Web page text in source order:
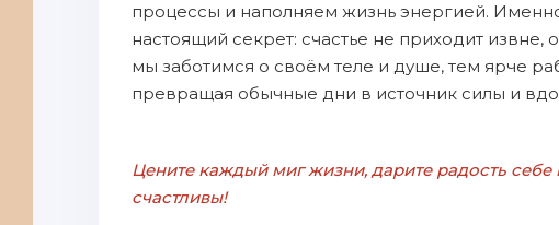
процессы и наполняем жизнь энергией.
настоящий секрет: счастье не приходит
мы заботимся о своём теле и душе, тем ярче
превращая обычные дни в источник силы и
Цените каждый миг жизни, дарите радость
счастливы!